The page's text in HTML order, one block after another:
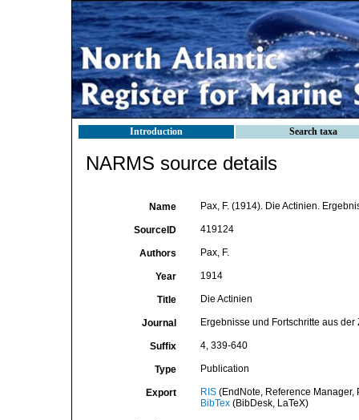
Introduction Search taxa
NARMS source details
Name Pax, F. (1914). Die Actinien.
SourceID 419124
Authors Pax, F.
Year 1914
Title Die Actinien
Journal Ergebnisse und Fortschritte aus der
Suffix 4, 339-640
Type Publication
Export RIS(EndNote, Reference Manager,
BibTex(BibDesk, LaTeX)